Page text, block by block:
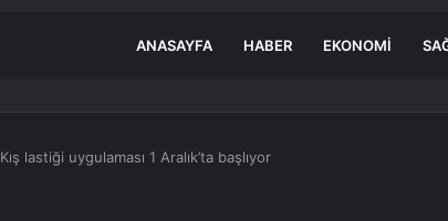
ANASAYFA HABER EKONOMI
Kış lastiği uygulaması 1 Aralık’ta başlıyor